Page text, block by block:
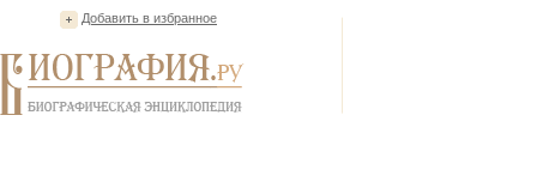
Добавить в избранное